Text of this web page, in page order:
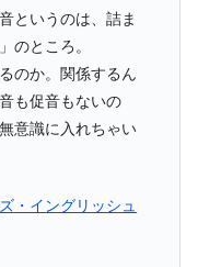
というのは、詰ま
のところ。
のか。関係するん
も促音もないの
意識に入れちゃい
・イングリッシュ